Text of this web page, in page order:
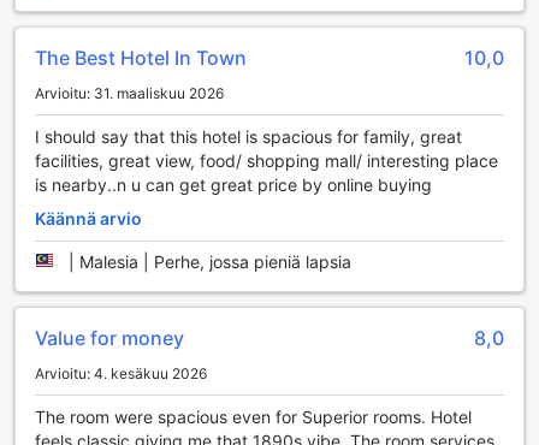
yhteys on saatavilla kaikissa huoneissa ilmaiseksi, ja myös
perheeseesi tai suunnitella seuraavaa seikkailuasi. Hotellin
erikseen merkitty tupakointialue tarjoaa mukautuvuutta
tupakoitsijoille, ja päivittäinen siivous varmistaa, että
huoneesi on aina siisti ja viihtyisä.
Liikennöintimahdollisuudet Grand Swiss-Belhotel
Melakassa
Grand Swiss-Belhotel Melaka tarjoaa vierailleen erinomaiset
liikennöintimahdollisuudet, jotka tekevät matkustamisesta
vaivatonta ja miellyttävää. Hotelli tarjoaa kätevän
lentokenttäkuljetuspalvelun, joka takaa sujuvan
saapumisen ja lähtemisen. Tämä palvelu on erityisen
hyödyllinen pitkän matkan jälkeen, jolloin voit rentoutua ja
nauttia matkasta ilman ylimääräistä stressiä.
Lisäksi Grand Swiss-Belhotel Melaka tarjoaa asiakkailleen
The Best Hotel In Town 10,0
Arvioitu: 31. maaliskuu 2026
I should say that this hotel is spacious for family, great
facilities, great view, food/ shopping mall/ interesting place
is nearby..n u can get great price by online buying
Käännä arvio
Malesia | Perhe, jossa pieniä lapsia
Value for money 8,0
Arvioitu: 4. kesäkuu 2026
The room were spacious even for Superior rooms. Hotel
feels classic giving me that 1890s vibe. The room services